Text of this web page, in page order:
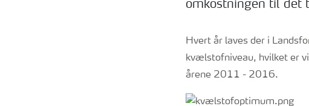
omkostningen til det
Hvert år laves der i
kvælstofniveau, hvilket er
årene 2011 - 2016.